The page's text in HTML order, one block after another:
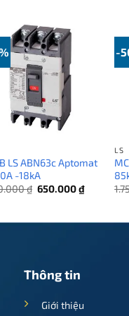
LS ABN63c Aptomat
-18kA
₫ Giá
650.000₫Giá
-
LS
Thông tin
Giới thiệu